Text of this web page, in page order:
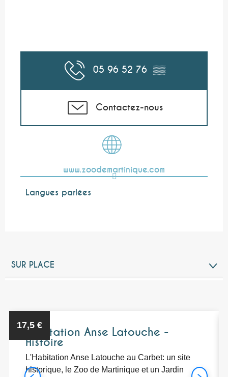
05 96 52 76 ▒▒
Contactez-nous
www.zoodemartinique.com
Langues parlées
Langues parlées
SUR PLACE
17,5 €
Habitation Anse Latouche -
Histoire
L'Habitation Anse Latouche au Carbet: un site
historique, le Zoo de Martinique et un Jardin